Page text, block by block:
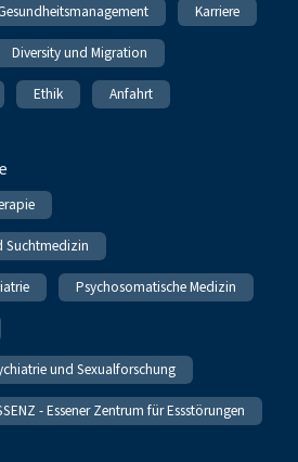
Karriere
Diversity und Migration
Ethik Anfahrt
Suchtmedizin
Psychosomatische Medizin
und Sexualforschung
- Essener Zentrum für Essstörungen